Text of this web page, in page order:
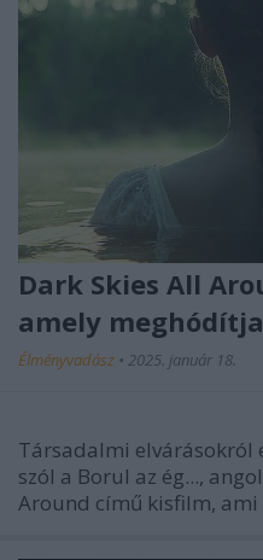
Dark Skies All
amely
Élményvadász • 2025. január 18.
Társadalmi elvárásokról
szól a Borul az ég...,
Around című kisfilm, ami